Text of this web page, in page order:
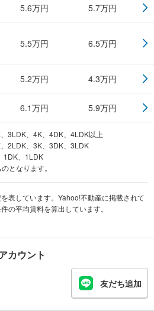
5.6万円 5.7万円
5.5万円 6.5万円
5.2万円 4.3万円
6.1万円 5.9万円
3LDK、4K、4DK、4LDK以上
2LDK、3K、3DK、3LDK
1DK、1LDK
となります。
表しています。Yahoo!不動産に掲載されて
の平均賃料を算出しています。
カウント
友だち追加